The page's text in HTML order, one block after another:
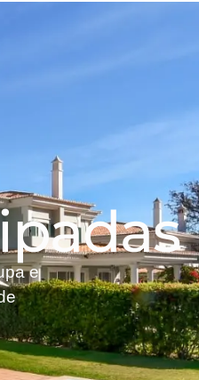
e